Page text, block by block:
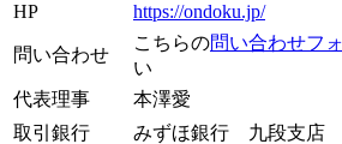
HP
https://ondoku.jp/
問い合わせ
こちらの問い合わせフ
い
代表理事
本澤愛
取引銀行
みずほ銀行 九段支店